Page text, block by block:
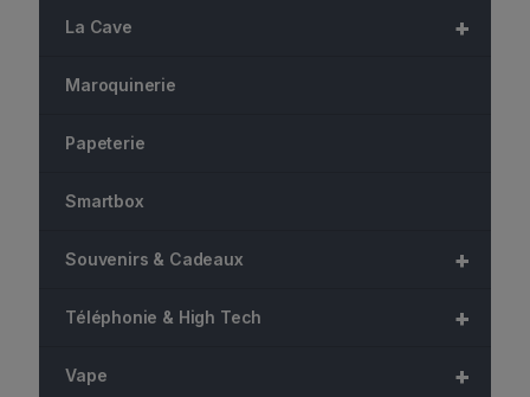
+
La Cave
Maroquinerie
Papeterie
Smartbox
+
Souvenirs & Cadeaux
+
Téléphonie & High Tech
+
Vape